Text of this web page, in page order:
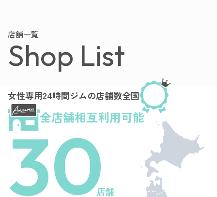
店舗一覧
Shop List
全店舗相互利用可能
女性専用24時間ジムの店舗数全国
30店舗